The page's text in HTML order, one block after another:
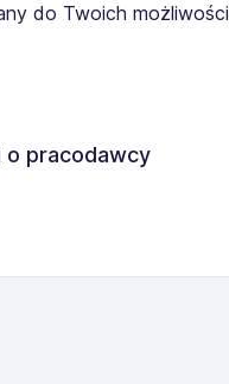
do Twoich możliwości
o pracodawcy